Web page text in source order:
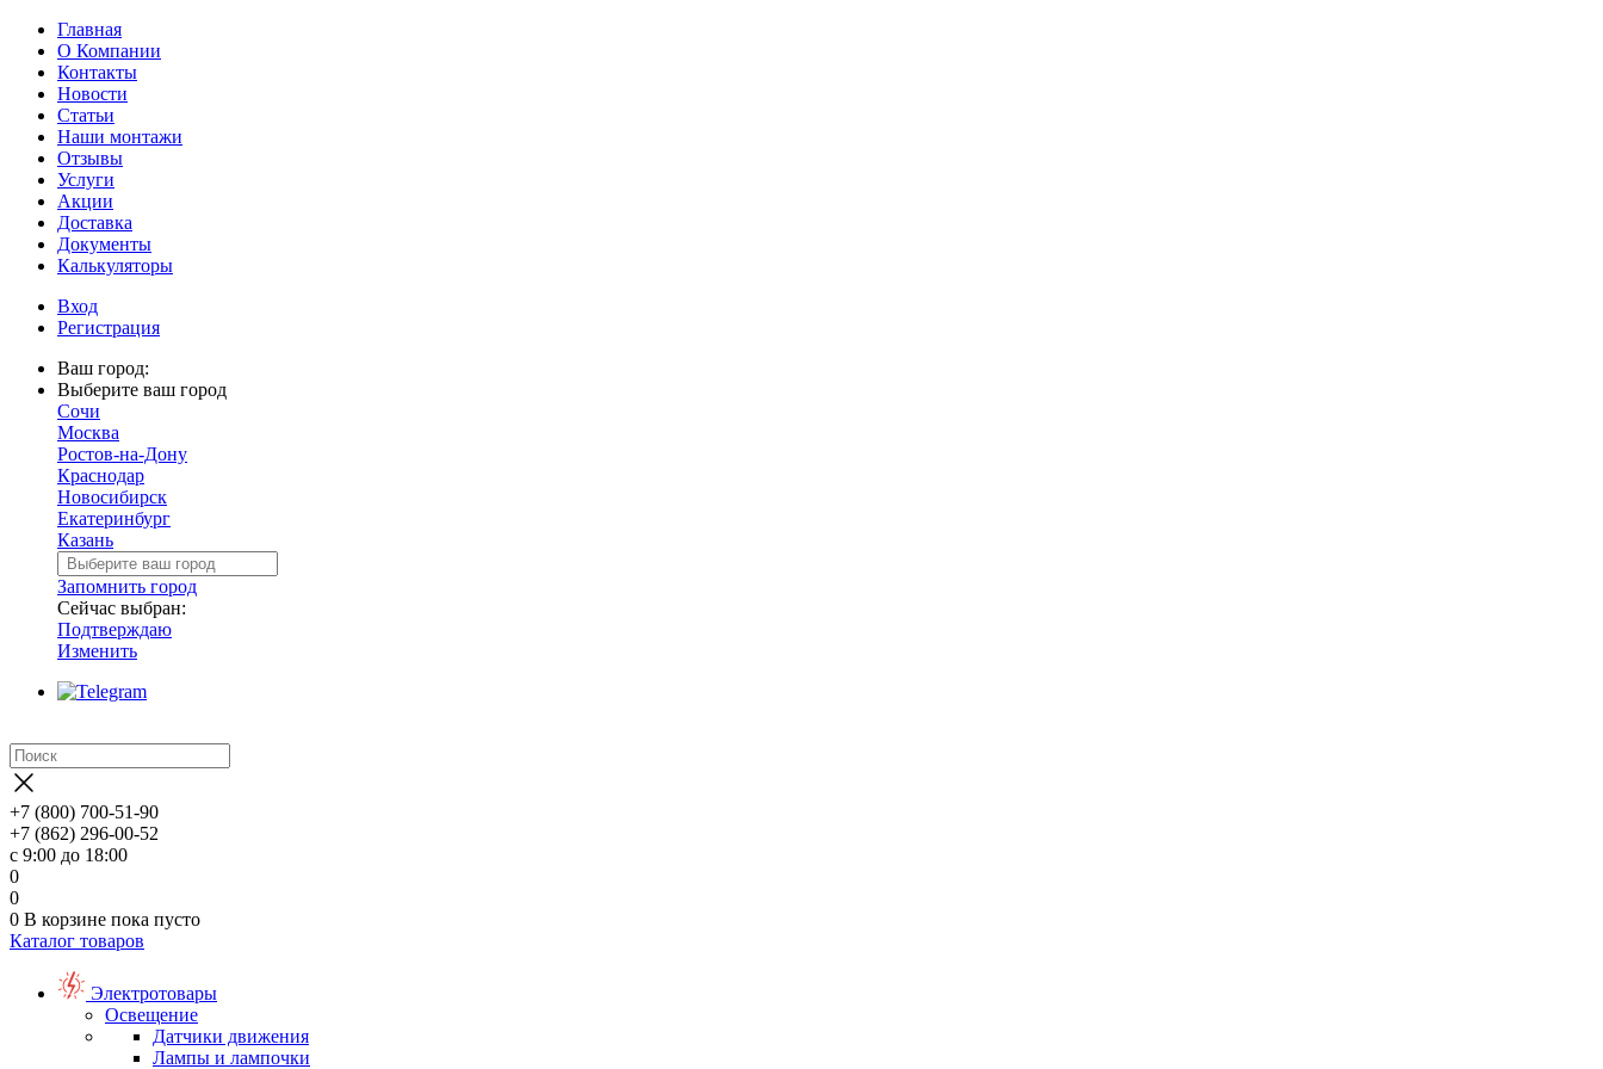
Главная
О Компании
Контакты
Новости
Статьи
Наши монтажи
Отзывы
Услуги
Акции
Доставка
Документы
Калькуляторы
Вход
Регистрация
Ваш город:
Выберите ваш город
Сочи
Москва
Ростов-на-Дону
Краснодар
Новосибирск
Екатеринбург
Казань
Запомнить город
Сейчас выбран:
Подтверждаю
Изменить
+7 (800) 700-51-90
+7 (862) 296-00-52
с 9:00 до 18:00
0
0
0 В корзине пока пусто
Каталог товаров
Электротовары
Освещение
Датчики движения
Лампы и лампочки